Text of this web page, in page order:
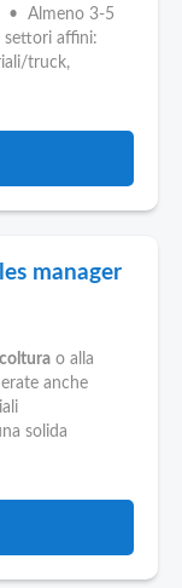
• Almeno 3-5
settori affini:
truck,
manager
o alla
anche
solida